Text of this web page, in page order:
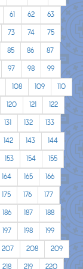
61 62
63
73 74
75
85 86
87
97 98
99
108 109
110
120 121
122
131 132
133
142 143
144
153 154
155
164 165
166
175 176
177
186 187
188
197 198
199
207 208
209
218 219 220